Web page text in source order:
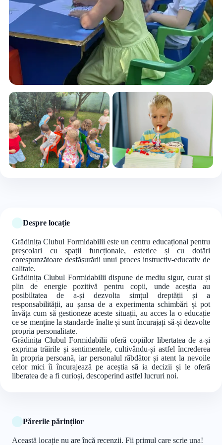
Despre locație
Grădinița Clubul Formidabilii este un centru educațional pentru
preșcolari cu spații funcționale, estetice și cu dotări
corespunzătoare desfășurării unui proces instructiv-educativ de
calitate.
Grădinița Clubul Formidabilii dispune de mediu sigur, curat și
plin de energie pozitivă pentru copii, unde aceștia au
posibiltatea de a-și dezvolta simțul dreptății și a
responsabilității, au șansa de a experimenta schimbări și pot
învăța cum să gestioneze aceste situații, au acces la o educație
ce se menține la standarde înalte și sunt încurajați să-și dezvolte
propria personalitate.
Grădinița Clubul Formidabilii oferă copiilor libertatea de a-și
exprima trăirile și sentimentele, cultivându-și astfel încrederea
în propria persoană, iar personalul răbdător și atent la nevoile
celor mici îi încurajează pe aceștia să ia decizii și le oferă
liberatea de a fi curioși, descoperind astfel lucruri noi.
Părerile părinților
Această locație nu are încă recenzii. Fii primul care scrie una!